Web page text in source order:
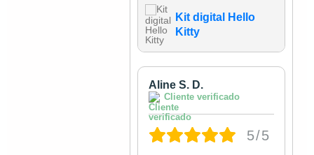
Kit digital Hello
Kitty
Aline S. D.
Cliente verificado
5/5